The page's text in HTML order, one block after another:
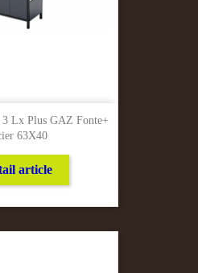
3 Lx Plus GAZ Fonte+
63X40
article